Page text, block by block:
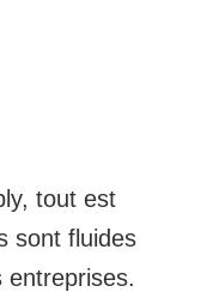
tout est
sont fluides
entreprises.